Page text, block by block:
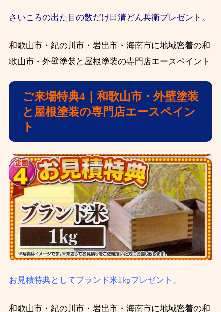
さいころの出た目の数だけ日清どん兵衛プレゼント。
和歌山市・紀の川市・岩出市・海南市に地域密着の和
歌山市・外壁塗装と屋根塗装の専門店エースペイント
ご来場特典4｜和歌山市・外壁塗装
と屋根塗装の専門店エースペイン
ト
お見積特典としてブランド米1㎏プレゼント。
和歌山市・紀の川市・岩出市・海南市に地域密着の和